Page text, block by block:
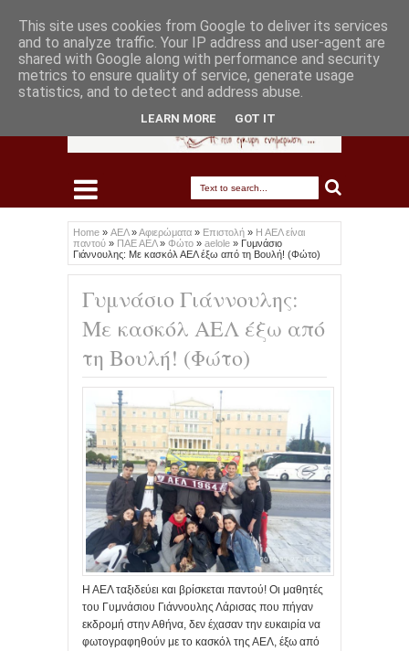
Home » ΑΕΛ»Αφιερώματα » Επιστολή » Η ΑΕΛ είναι
παντού » ΠΑΕ ΑΕΛ» Φώτο » aelole » Γυμνάσιο
Γιάννουλης: Με κασκόλ ΑΕΛ έξω από τη Βουλή! (Φώτο)
Γυμνάσιο Γιάννουλης:
Με κασκόλ ΑΕΛ έξω από
τη Βουλή! (Φώτο)
Η ΑΕΛ ταξιδεύει και βρίσκεται παντού! Οι μαθητές
του Γυμνάσιου Γιάννουλης Λάρισας που πήγαν
εκδρομή στην Αθήνα, δεν έχασαν την ευκαιρία να
φωτογραφηθούν με το κασκόλ της ΑΕΛ, έξω από
This site uses cookies from Google to deliver its services
and to analyze traffic. Your IP address and user-agent are
shared with Google along with performance and security
metrics to ensure quality of service, generate usage
statistics, and to detect and address abuse.
LEARN MORE GOT IT